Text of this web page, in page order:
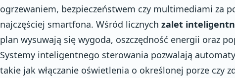
ogrzewaniem, bezpieczeństwem czy multimediami za
najczęściej smartfona. Wśród licznych zalet
plan wysuwają się wygoda, oszczędność energii oraz
Systemy inteligentnego sterowania pozwalają
takie jak włączanie oświetlenia o określonej porze czy